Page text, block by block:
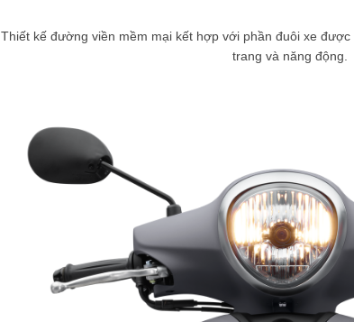
Thiết kế đường viền mềm mại kết hợp với phần đuôi xe
trang và năng động.